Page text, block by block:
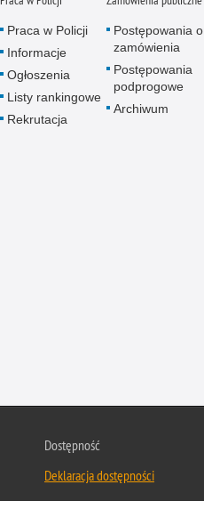
Praca w Policji
Informacje
Ogłoszenia
Listy rankingowe
Rekrutacja
Postępowania o
zamówienia
Postępowania
podprogowe
Archiwum
Dostępność
Deklaracja dostępności